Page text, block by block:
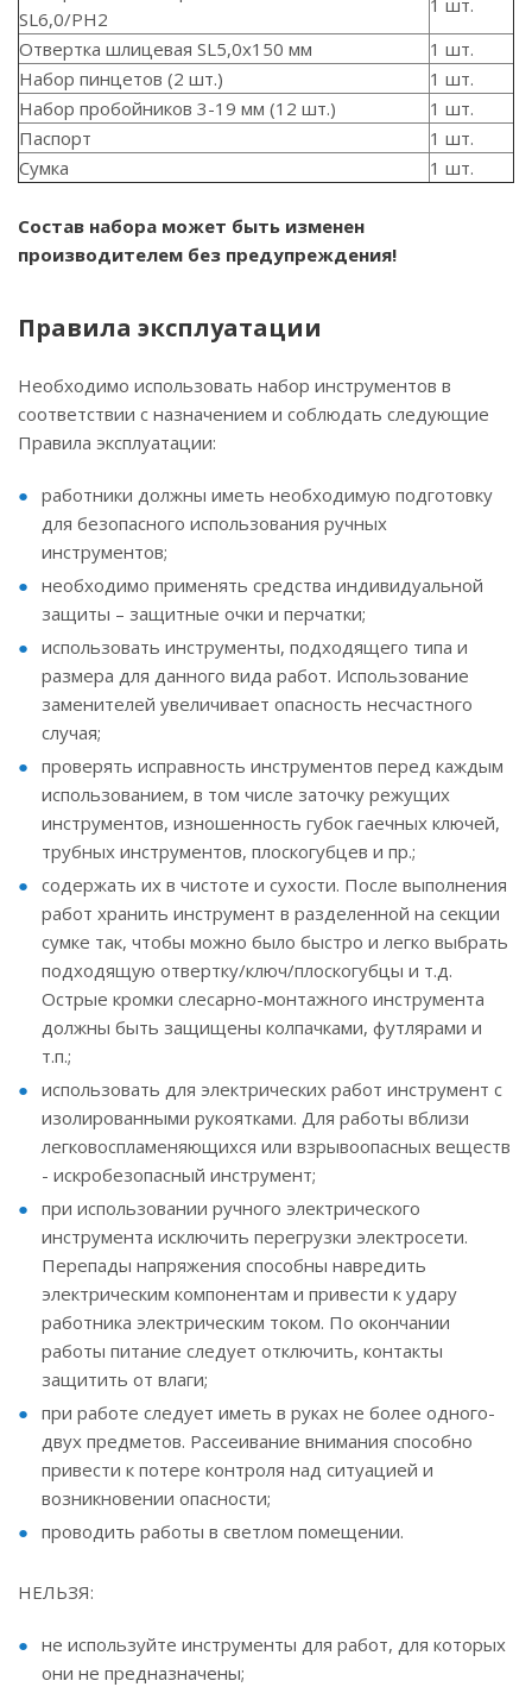
SL6,0/PH2
1 шт.
Отвертка шлицевая SL5,0х150 мм
1 шт.
Набор пинцетов (2 шт.)
1 шт.
Набор пробойников 3-19 мм (12 шт.)
1 шт.
Паспорт
1 шт.
Сумка
1 шт.
Состав набора может быть изменен
производителем без предупреждения!
Правила эксплуатации
Необходимо использовать набор инструментов в
соответствии с назначением и соблюдать следующие
Правила эксплуатации:
работники должны иметь необходимую подготовку
для безопасного использования ручных
инструментов;
необходимо применять средства индивидуальной
защиты – защитные очки и перчатки;
использовать инструменты, подходящего типа и
размера для данного вида работ. Использование
заменителей увеличивает опасность несчастного
случая;
проверять исправность инструментов перед каждым
использованием, в том числе заточку режущих
инструментов, изношенность губок гаечных ключей,
трубных инструментов, плоскогубцев и пр.;
содержать их в чистоте и сухости. После выполнения
работ хранить инструмент в разделенной на секции
сумке так, чтобы можно было быстро и легко выбрать
подходящую отвертку/ключ/плоскогубцы и т.д.
Острые кромки слесарно-монтажного инструмента
должны быть защищены колпачками, футлярами и
т.п.;
использовать для электрических работ инструмент с
изолированными рукоятками. Для работы вблизи
легковоспламеняющихся или взрывоопасных веществ
- искробезопасный инструмент;
при использовании ручного электрического
инструмента исключить перегрузки электросети.
Перепады напряжения способны навредить
электрическим компонентам и привести к удару
работника электрическим током. По окончании
работы питание следует отключить, контакты
защитить от влаги;
при работе следует иметь в руках не более одного-
двух предметов. Рассеивание внимания способно
привести к потере контроля над ситуацией и
возникновении опасности;
проводить работы в светлом помещении.
НЕЛЬЗЯ:
не используйте инструменты для работ, для которых
они не предназначены;